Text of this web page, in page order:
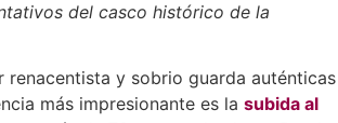
del casco histórico de la
renacentista y sobrio guarda auténticas
más impresionante es la subida al